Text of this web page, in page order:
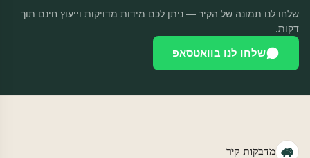
שלחו לנו תמונה של הקיר — ניתן לכם מידות מדויקות וייעוץ חינם תוך
דקות.
שלחו לנו בוואטסאפ
מדבקות קיר